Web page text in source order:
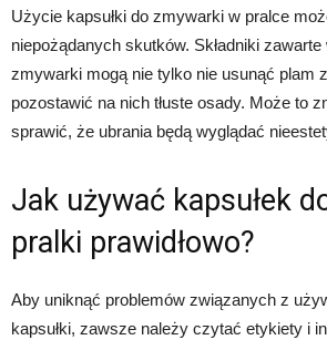
Użycie kapsułki do zmywarki w pralce
niepożądanych skutków. Składniki zawarte
zmywarki mogą nie tylko nie usunąć plam
pozostawić na nich tłuste osady. Może to
sprawić, że ubrania będą wyglądać
Jak używać kapsułek
pralki prawidłowo?
Aby uniknąć problemów związanych z
kapsułki, zawsze należy czytać etykiety i